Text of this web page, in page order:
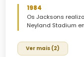
1984
Os Jacksons
Neyland Stadium
Ver mais (2)